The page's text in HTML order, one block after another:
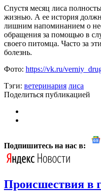
Спустя месяц лиса
жизнью. А ее история
лишним напоминанием о
обращения за помощью в
своего питомца. Часто за
болезнь.
Фото: https://vk.ru/
Тэги: ветеринария лиса
Поделиться публикацией
Подпишитесь на нас в:
Происшествия в